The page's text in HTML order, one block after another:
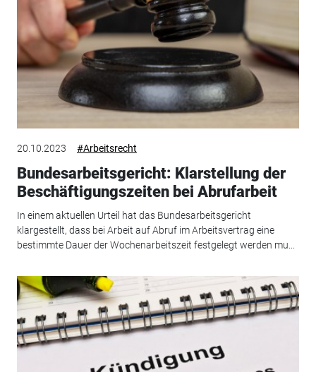
20.10.2023 #Arbeitsrecht
Bundesarbeitsgericht: Klarstellung der
Beschäftigungszeiten bei Abrufarbeit
In einem aktuellen Urteil hat das Bundesarbeitsgericht
klargestellt, dass bei Arbeit auf Abruf im Arbeitsvertrag eine
bestimmte Dauer der Wochenarbeitszeit festgelegt werden mu...